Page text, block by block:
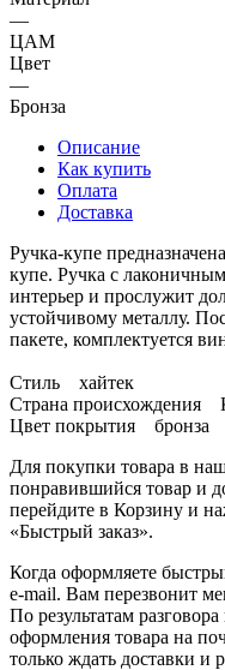
—
ЦАМ
Цвет
—
Бронза
Описание
Как купить
Оплата
Доставка
Ручка-купе
купе. Ручка с
интерьер и прослужит
устойчивому металлу.
пакете, комплектуется
Стиль хайтек
Страна происхождения
Цвет покрытия бронза
Для покупки товара в
понравившийся товар и
перейдите в Корзину и
«Быстрый заказ».
Когда оформляете
e-mail. Вам перезвонит
По результатам
оформления товара на
только ждать доставки и